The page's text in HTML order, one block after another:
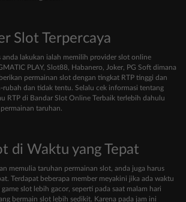
Slot Terpercaya
anda lakukan ialah memilih provider slot online
PLAY, Slot88, Habanero, Joker, PG Soft dimana
permainan slot dengan tingkat RTP tinggi dan
rubah dan tidak tentu. Selalu cek informasi tentang
RTP di Bandar Slot Online Terbaik terlebih dahulu
taruhan.
di Waktu yang Tepat
memulia taruhan permainan slot, anda juga harus
Terdapat beberapa member meyakini jika ada waktu
slot lebih gacor, seperti pada saat malam hari
bermain slot lebih sedikit. Karena pada jam ini